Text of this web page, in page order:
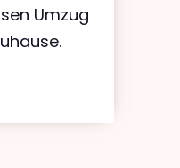
Umzug